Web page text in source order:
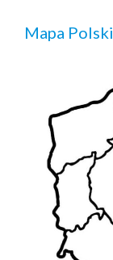
Mapa Polski